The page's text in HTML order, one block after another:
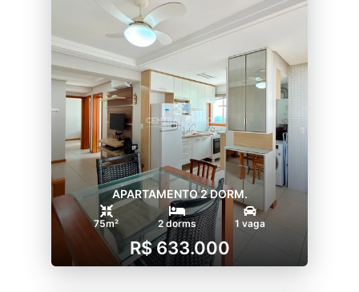
APARTAMENTO 2 DORM.
75m² 2 dorms 1 vaga
R$ 633.000